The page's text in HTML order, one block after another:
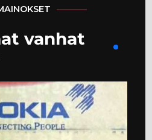
vanhat